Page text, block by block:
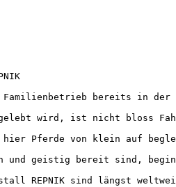
Familienbetrieb bereits in
gelebt wird, ist nicht bloss
hier Pferde von klein auf
und geistig bereit sind,
REPNIK sind längst